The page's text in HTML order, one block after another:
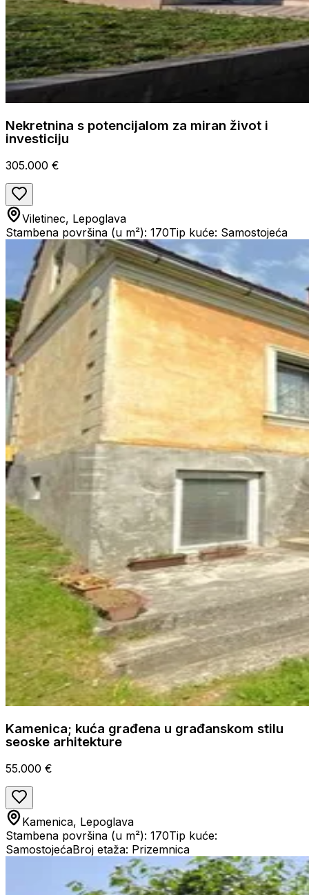
Nekretnina s potencijalom za miran život i
investiciju
305.000 €
Viletinec, Lepoglava
Stambena površina (u m²): 170Tip kuće: Samostojeća
Kamenica; kuća građena u građanskom stilu
seoske arhitekture
55.000 €
Kamenica, Lepoglava
Stambena površina (u m²): 170Tip kuće:
SamostojećaBroj etaža: Prizemnica